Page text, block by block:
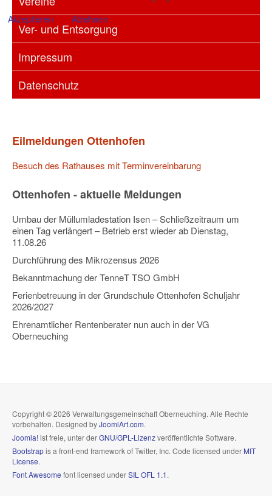
Ver- und Entsorgung
Impressum
Datenschutz
Eilmeldungen Ottenhofen
Besuch des Rathauses mit Terminvereinbarung
Ottenhofen - aktuelle Meldungen
Umbau der Müllumladestation Isen – Schließzeitraum um
einen Tag verlängert – Betrieb erst wieder ab Dienstag,
11.08.26
Durchführung des Mikrozensus 2026
Bekanntmachung der TenneT TSO GmbH
Ferienbetreuung in der Grundschule Ottenhofen Schuljahr
2026/2027
Ehrenamtlicher Rentenberater nun auch in der VG
Oberneuching
Copyright © 2026 Verwaltungsgemeinschaft Oberneuching. Alle Rechte
vorbehalten. Designed byJoomlArt.com.
Joomla!ist freie, unter derGNU/GPL-Lizenzveröffentlichte Software.
Bootstrapis a front-end framework of Twitter, Inc. Code licensed under MIT
License.
Font Awesome font licensed underSIL OFL 1.1.
Akzeptieren
Ablehnen